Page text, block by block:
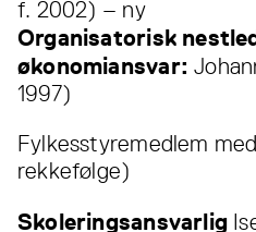
f. 2002) – ny
Organisatorisk
økonomiansvar:
1997)
Fylkesstyremedlem
rekkefølge)
Skoleringsansvarlig